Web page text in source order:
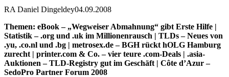
RA Daniel Dingeldey04.09.2008
Themen: eBook – „Wegweiser Abmahnung“ gibt Erste Hilfe |
Statistik – .org und .uk im Millionenrausch | TLDs – Neues von
.yu, .co.nl und .bg | metrosex.de – BGH rückt hOLG Hamburg
zurecht | printer.com & Co. – vier teure .com-Deals | .asia-
Auktionen – TLD-Registry gut im Geschäft | Côte d’Azur –
SedoPro Partner Forum 2008